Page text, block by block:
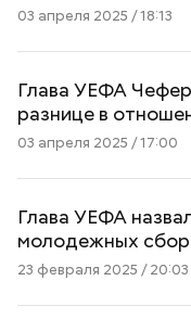
03 апреля 2025 / 18:13
Глава УЕФА
разнице в
03 апреля 2025 / 17:00
Глава УЕФА
молодежных
23 февраля 2025 / 20:03